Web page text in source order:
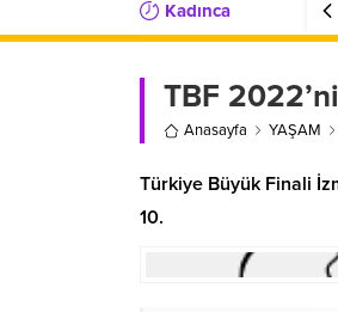
Kadınca
TBF
Anasayfa YAŞAM
Türkiye Büyük Finali
10.